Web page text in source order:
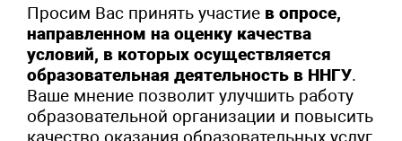
Просим Вас принять участие в опросе,
направленном на оценку качества
условий, в которых осуществляется
образовательная деятельность в ННГУ.
Ваше мнение позволит улучшить работу
образовательной организации и повысить
качество оказания образовательных услуг